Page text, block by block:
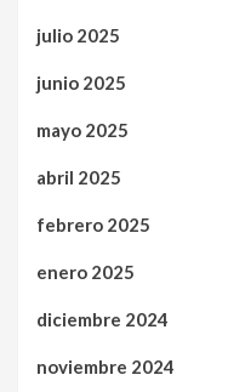
julio 2025
junio 2025
mayo 2025
abril 2025
febrero 2025
enero 2025
diciembre 2024
noviembre 2024